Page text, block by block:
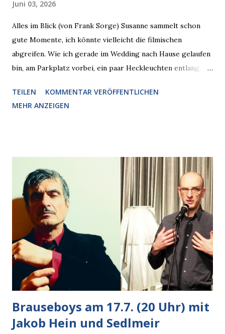
Juni 03, 2026
Alles im Blick (von Frank Sorge) Susanne sammelt schon
gute Momente, ich könnte vielleicht die filmischen
abgreifen. Wie ich gerade im Wedding nach Hause gelaufen
bin, am Parkplatz vorbei, ein paar Heckleuchten entlang, als
den Blick kam, mit verlockend frisch leuchtenden
Pizzastücken. Von links pirschte sich eine Krähe an das
Krähe und ihn an, er die Krähe und mich, wir lächelten
gleichzeitig amüsiert. “Vorsicht!”, sagte ich zu ihm, “im
Wedding muss man immer aufpassen!” “Mach ich!”,
bestätigte der freundliche Nachbar, "Hab alles im Blick!”
Wir fixierten die ertappte Krähe, die sich zurückzog.
Heute ging sie leer aus, Abspann, Ende. Die Brauseboys am
Donnerstag, 4.6. (20 Uhr) Mit Mareike Barmeyer , Jobinski
und Bjarne Haus der Sinne (Ystader St...
TEILEN
KOMMENTAR VERÖFFENTLICHEN
MEHR ANZEIGEN
Brauseboys am 17.7. (20 Uhr) mit
Jakob Hein und Sedlmeir